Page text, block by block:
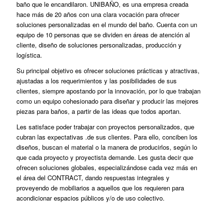
baño que le encandilaron. UNIBAÑO, es una empresa creada
hace más de 20 años con una clara vocación para ofrecer
soluciones personalizadas en el mundo del baño. Cuenta con un
equipo de 10 personas que se dividen en áreas de atención al
cliente, diseño de soluciones personalizadas, producción y
logística.
Su principal objetivo es ofrecer soluciones prácticas y atractivas,
ajustadas a los requerimientos y las posibilidades de sus
clientes, siempre apostando por la innovación, por lo que trabajan
como un equipo cohesionado para diseñar y producir las mejores
piezas para baños, a partir de las ideas que todos aportan.
Les satisface poder trabajar con proyectos personalizados, que
cubran las expectativas .de sus clientes. Para ello, conciben los
diseños, buscan el material o la manera de producirlos, según lo
que cada proyecto y proyectista demande. Les gusta decir que
ofrecen soluciones globales, especializándose cada vez más en
el área del CONTRACT, dando respuestas integrales y
proveyendo de mobiliarios a aquellos que los requieren para
acondicionar espacios públicos y/o de uso colectivo.